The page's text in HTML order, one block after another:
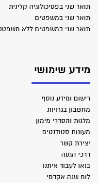
תואר שני בפסיכולוגיה קלינית
תואר שני במשפטים
תואר שני במשפטים ללא
מידע שימושי
רישום ומידע נוסף
מחשבון בגרויות
מלגות והסדרי מימון
מעונות סטודנטים
יצירת קשר
דרכי הגעה
בואו לעבוד איתנו
לוח שנה אקדמי